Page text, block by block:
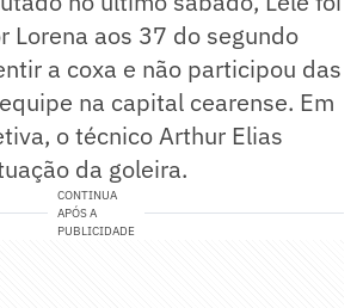
Lorena aos 37 do segundo
a coxa e não participou das
na capital cearense. Em
o técnico Arthur Elias
da goleira.
CONTINUA
APÓS A
PUBLICIDADE